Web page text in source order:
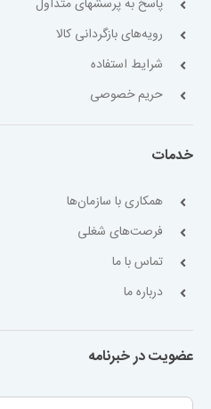
پاسخ به پرسشهای متداول
رویه‌های بازگردانی کالا
شرایط استفاده
حریم خصوصی
خدمات
همکاری با سازمان‌ها
فرصت‌های شغلی
تماس با ما
درباره ما
عضویت در خبرنامه